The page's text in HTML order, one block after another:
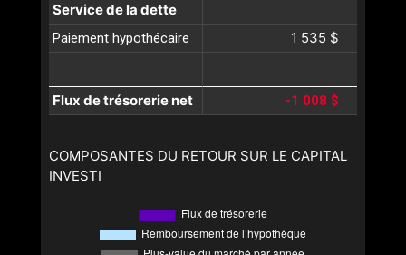
Service de la dette
Paiement hypothécaire 1 535 $
Flux de trésorerie net -1 008 $
COMPOSANTES DU RETOUR SUR LE CAPITAL
INVESTI